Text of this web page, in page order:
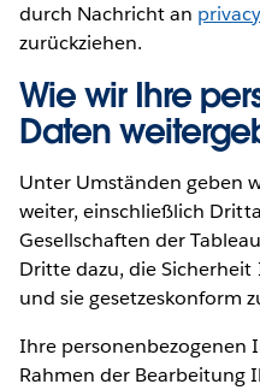
durch Nachricht an
zurückziehen.
Wie wir Ihre
Daten
Unter Umständen geben
weiter, einschließlich
Gesellschaften der
Dritte dazu, die
und sie gesetzeskonform
Ihre personenbezogenen
Rahmen der Bearbeitung